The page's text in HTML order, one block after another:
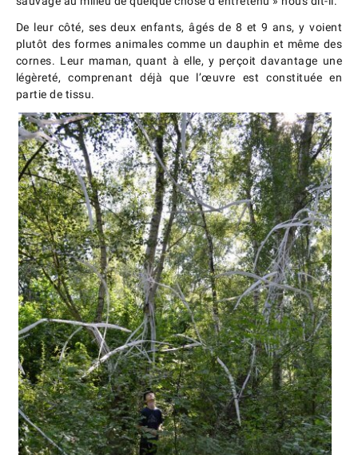
De leur côté, ses deux enfants, âgés de 8 et 9 ans, y voient
plutôt des formes animales comme un dauphin et même des
cornes. Leur maman, quant à elle, y perçoit davantage une
légèreté, comprenant déjà que l’œuvre est constituée en
partie de tissu.